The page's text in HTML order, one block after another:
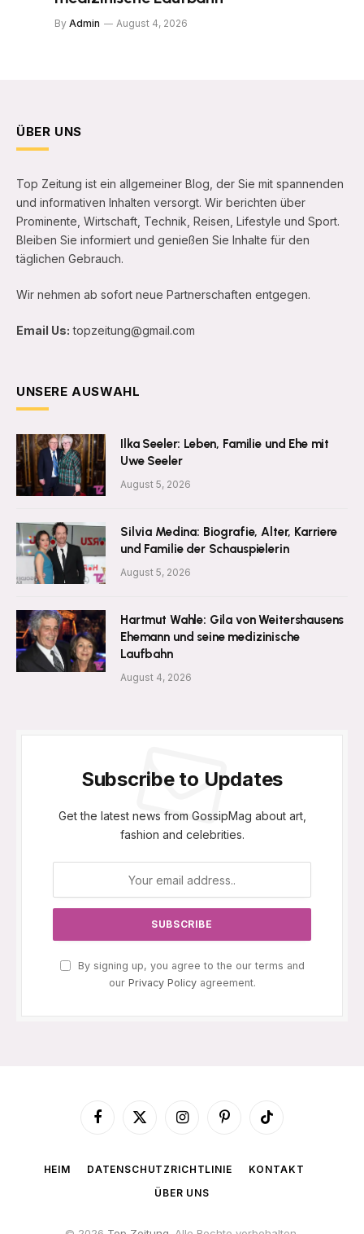
By Admin August 4, 2026
ÜBER UNS
Top Zeitung ist ein allgemeiner Blog, der Sie mit spannenden
und informativen Inhalten versorgt. Wir berichten über
Prominente, Wirtschaft, Technik, Reisen, Lifestyle und Sport.
Bleiben Sie informiert und genießen Sie Inhalte für den
täglichen Gebrauch.
Wir nehmen ab sofort neue Partnerschaften entgegen.
Email Us: topzeitung@gmail.com
UNSERE AUSWAHL
Ilka Seeler: Leben, Familie und Ehe mit
Uwe Seeler
August 5, 2026
Silvia Medina: Biografie, Alter, Karriere
und Familie der Schauspielerin
August 5, 2026
Hartmut Wahle: Gila von Weitershausens
Ehemann und seine medizinische
Laufbahn
August 4, 2026
Subscribe to Updates
Get the latest news from GossipMag about art,
fashion and celebrities.
By signing up, you agree to the our terms and
our Privacy Policyagreement.
Facebook
X
InstagramPinterestTikTok
HEIM DATENSCHUTZRICHTLINIE
KONTAKT
ÜBER UNS